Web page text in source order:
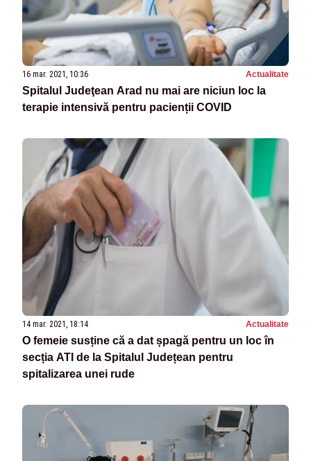
16 mar. 2021, 10:36 Actualitate
Spitalul Judeţean Arad nu mai are niciun loc la
terapie intensivă pentru pacienții COVID
14 mar. 2021, 18:14 Actualitate
O femeie susține că a dat șpagă pentru un loc în
secția ATI de la Spitalul Județean pentru
spitalizarea unei rude